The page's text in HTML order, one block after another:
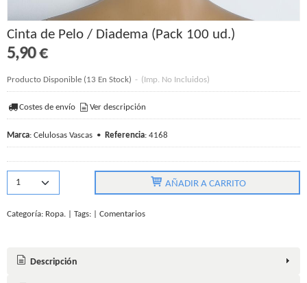
Cinta de Pelo / Diadema (Pack 100 ud.)
5,90 €
Producto Disponible (13 En Stock) - (Imp. No Incluidos)
Costes de envío Ver descripción
Marca: Celulosas Vascas • Referencia: 4168
AÑADIR A CARRITO
Categoría: Ropa. Tags: Comentarios
Descripción